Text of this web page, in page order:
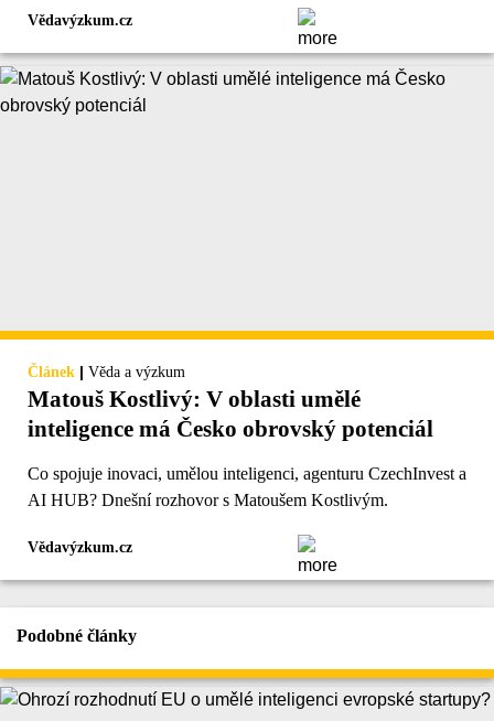
Vědavýzkum.cz
Článek | Věda a výzkum
Matouš Kostlivý: V oblasti umělé
inteligence má Česko obrovský potenciál
Co spojuje inovaci, umělou inteligenci, agenturu CzechInvest a
AI HUB? Dnešní rozhovor s Matoušem Kostlivým.
Vědavýzkum.cz
Podobné články